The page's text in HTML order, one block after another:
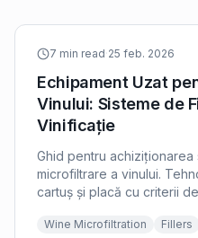
7 min read·25 feb. 2026
Echipament Uzat
Vinului: Sisteme de
Vinificație
Ghid pentru
microfiltrare a vinului.
cartuș și placă cu criterii
Wine Microfiltration Fillers